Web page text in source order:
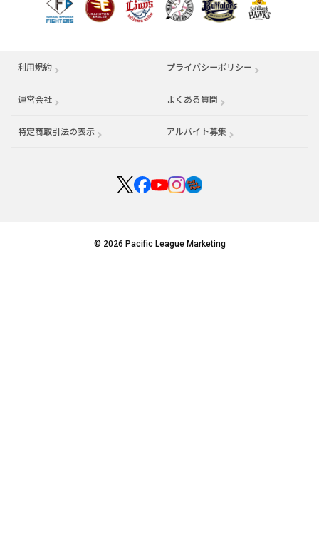
利用規約 プライバシーポリシー
運営会社 （別ウィンドウで開く） よくある質問
特定商取引法の表示 アルバイト募集 （別ウィンドウで開く
© 2026 Pacific League Marketing